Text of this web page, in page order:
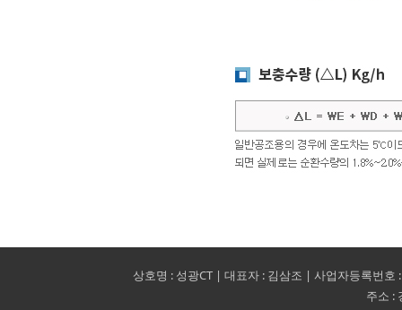
상호명 : 성광CT | 대표자 : 김삼조 | 사업자등록번호
주소 :